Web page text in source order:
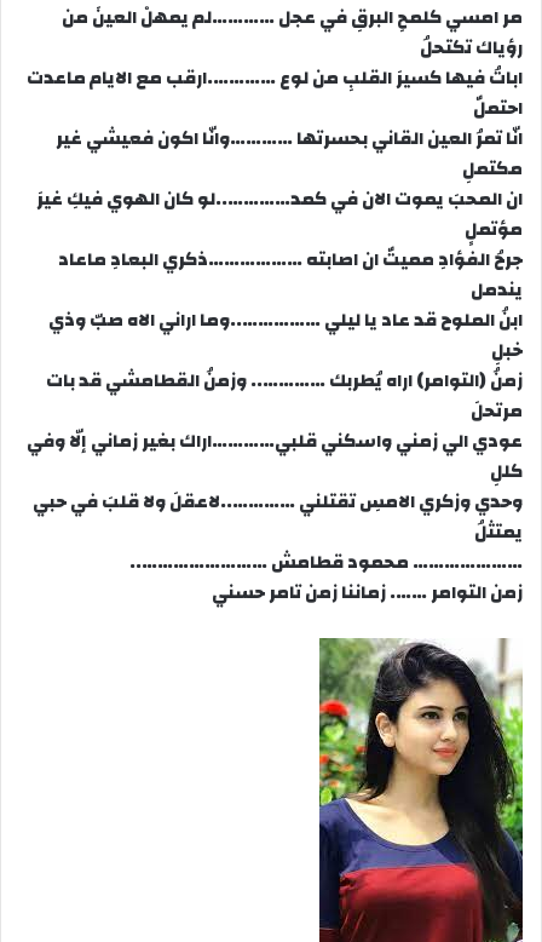
مر امسي كلمحِ البرقِ في عجل …………لم يمهلْ العينَ من
رؤياك تكتحلُ
اباتُ فيها كسيرَ القلبِ من لوع ………….ارقب مع الايام ماعدت
احتملٌ
انّا تمرُ العين القاني بحسرتها …………وانّا اكون فعيشي غير
مكتملِ
ان المحبَ يموت الان في كمد…………..لو كان الهوي فيكِ غيرَ
مؤتملٍ
جرحُ الفؤادِ مميتٌ ان اصابته ………………ذكري البعادِ ماعاد
يندمل
ابنُ الملوح قد عاد يا ليلي ……………..وما اراني الاه صبّ وذي
خبلِ
زمنُ (التوامر) اراه يُطربك ………….. وزمنُ القطامشي قد بات
مرتحلَ
عودي الي زمني واسكني قلبي…………اراك بغير زماني إلّا وفي
كللِ
وحدي وزكري الامسِ تقتلني …………..لاعقلَ ولا قلبَ في حبي
يمتثلُ
………………… محمود قطامش ……………………..
زمن التوامر ……. زماننا زمن تامر حسني